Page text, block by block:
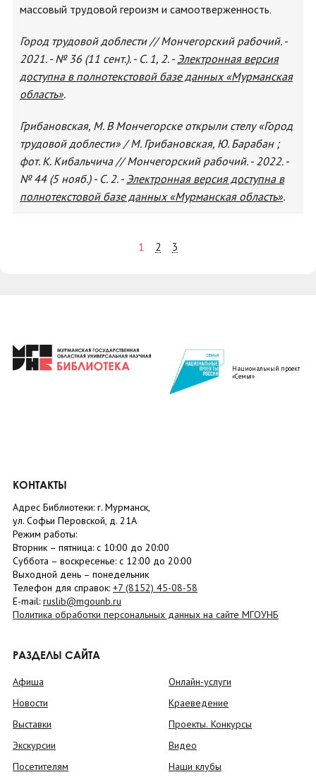
массовый трудовой героизм и самоотверженность.
Город трудовой доблести // Мончегорский рабочий. -
2021. - № 36 (11 сент.). - С. 1, 2. - Электронная версия
доступна в полнотекстовой базе данных «Мурманская
область».
Грибановская, М. В Мончегорске открыли стелу «Город
трудовой доблести» / М. Грибановская, Ю. Барабан ;
фот. К. Кибальчича // Мончегорский рабочий. - 2022. -
№ 44 (5 нояб.) - С. 2. - Электронная версия доступна в
полнотекстовой базе данных «Мурманская область».
1 2 3
Национальный проект
«Семья»
КОНТАКТЫ
Адрес Библиотеки: г. Мурманск,
ул. Софьи Перовской, д. 21А
Режим работы:
Вторник – пятница: с 10:00 до 20:00
Суббота – воскресенье: c 12:00 до 20:00
Выходной день – понедельник
Телефон для справок: +7 (8152) 45-08-58
E-mail: ruslib@mgounb.ru
Политика обработки персональных данных на сайте МГОУНБ
РАЗДЕЛЫ САЙТА
Афиша
Новости
Выставки
Экскурсии
Посетителям
Онлайн-услуги
Краеведение
Проекты. Конкурсы
Видео
Наши клубы